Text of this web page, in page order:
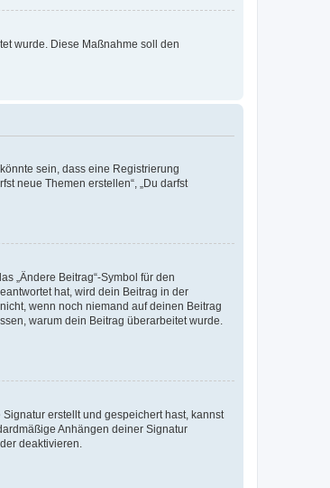
wurde. Diese Maßnahme soll den
sein, dass eine Registrierung
neue Themen erstellen“, „Du darfst
„Ändere Beitrag“-Symbol für den
hat, wird dein Beitrag in der
wenn noch niemand auf deinen Beitrag
warum dein Beitrag überarbeitet wurde.
erstellt und gespeichert hast, kannst
Anhängen deiner Signatur
deaktivieren.